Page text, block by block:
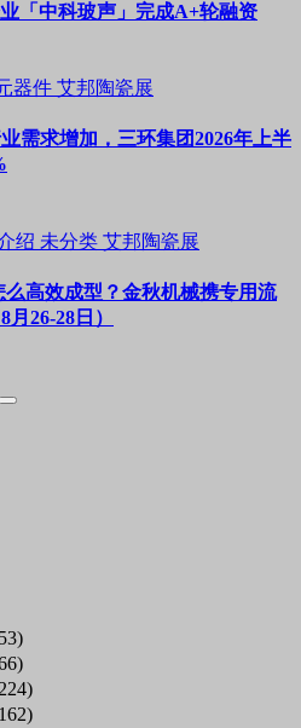
「中科玻声」完成A+轮融资
器件 艾邦陶瓷展
需求增加，三环集团2026年上半
绍 未分类 艾邦陶瓷展
高效成型？金秋机械携专用流
26-28日）